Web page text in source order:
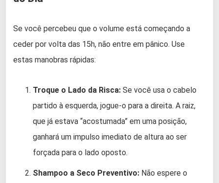
Se você percebeu que o volume está começando a
ceder por volta das 15h, não entre em pânico. Use
estas manobras rápidas:
Troque o Lado da Risca: Se você usa o cabelo
partido à esquerda, jogue-o para a direita. A raiz,
que já estava “acostumada” em uma posição,
ganhará um impulso imediato de altura ao ser
forçada para o lado oposto.
Shampoo a Seco Preventivo: Não espere o